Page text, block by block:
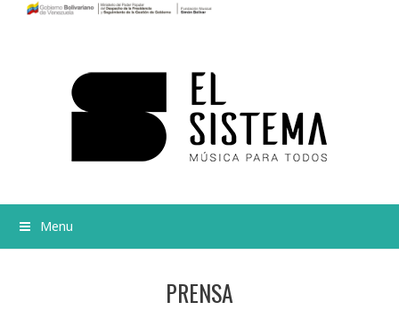
Menu
PRENSA